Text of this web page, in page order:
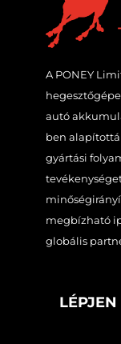
A PONEY
autó
ben
gyártási
megbízható
globális